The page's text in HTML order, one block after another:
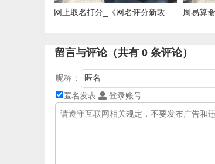
网上取名打分_《网名评分新攻
周易算
留言与评论（共有 0 条评论）
昵称：
匿名发表
登录账号